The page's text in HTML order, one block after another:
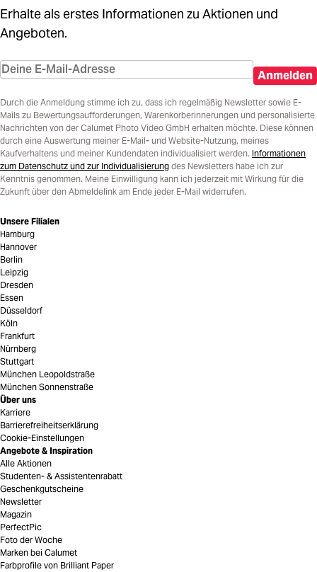
Erhalte als erstes Informationen zu Aktionen und
Angeboten.
Anmelden
Durch die Anmeldung stimme ich zu, dass ich regelmäßig Newsletter sowie E-
Mails zu Bewertungsaufforderungen, Warenkorberinnerungen und personalisierte
Nachrichten von der Calumet Photo Video GmbH erhalten möchte. Diese können
durch eine Auswertung meiner E-Mail- und Website-Nutzung, meines
Kaufverhaltens und meiner Kundendaten individualisiert werden. Informationen
zum Datenschutz und zur Individualisierung des Newsletters habe ich zur
Kenntnis genommen. Meine Einwilligung kann ich jederzeit mit Wirkung für die
Zukunft über den Abmeldelink am Ende jeder E-Mail widerrufen.
Unsere Filialen
Hamburg
Hannover
Berlin
Leipzig
Dresden
Essen
Düsseldorf
Köln
Frankfurt
Nürnberg
Stuttgart
München Leopoldstraße
München Sonnenstraße
Über uns
Karriere
Barrierefreiheitserklärung
Cookie-Einstellungen
Angebote & Inspiration
Alle Aktionen
Studenten- & Assistentenrabatt
Geschenkgutscheine
Newsletter
Magazin
PerfectPic
Foto der Woche
Marken bei Calumet
Farbprofile von Brilliant Paper